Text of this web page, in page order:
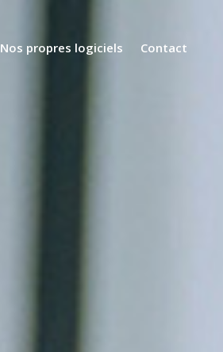
Nos propres logiciels Contact